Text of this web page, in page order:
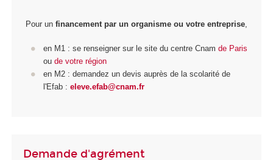
Pour un financement par un organisme ou votre entreprise
en M1 : se renseigner sur le site du centre Cnam de Paris
ou de votre région
en M2 : demandez un devis auprès de la scolarité de
l'Efab : eleve.efab@cnam.fr
Demande d'agrément